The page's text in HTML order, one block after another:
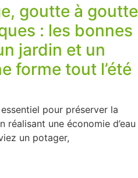
goutte à goutte
: les bonnes
jardin et un
forme tout l’été
pour préserver la
une économie d’eau
un potager,